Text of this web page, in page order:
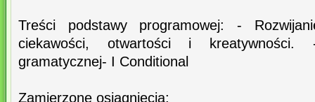
Treści podstawy programowej: -
ciekawości, otwartości i kreatywności.
gramatycznej- I Conditional
Zamierzone osiągnięcia: